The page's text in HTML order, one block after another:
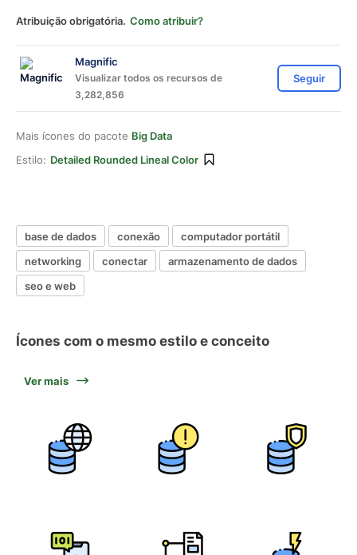
Atribuição obrigatória. Como atribuir?
Magnific
Visualizar todos os recursos de
3,282,856
Seguir
Mais ícones do pacote Big Data
Estilo: Detailed Rounded Lineal Color
base de dados conexão
computador portátil
networking
conectar
armazenamento de dados
seo e web
Ícones com o mesmo estilo e conceito
Ver mais